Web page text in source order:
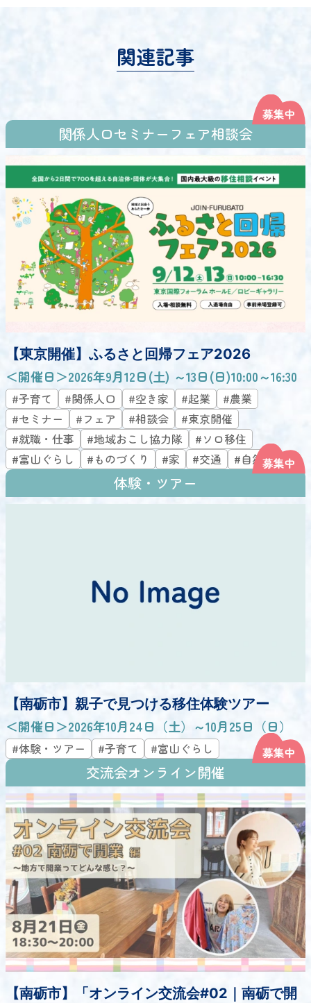
関連記事
関係人口セミナーフェア相談会
【東京開催】ふるさと回帰フェア2026
＜開催日＞2026年9月12日(土) ～13日(日)10:00～16:30
#子育て #関係人口 #空き家 #起業
#農業
#セミナー
#フェア #相談会
#東京開催
#就職・仕事
#地域おこし協力隊
#ソロ移住
#富山ぐらし
#ものづくり #家 #交通 #自然
体験・ツアー
【南砺市】親子で見つける移住体験ツアー
＜開催日＞2026年10月24日（土）～10月25日（日）
#体験・ツアー #子育て #富山ぐらし
交流会オンライン開催
【南砺市】「オンライン交流会#02｜南砺で開